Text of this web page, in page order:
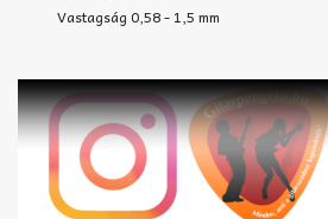
Vastagság 0,58 - 1,5 mm